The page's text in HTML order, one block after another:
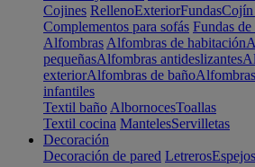
Cojines RellenoExteriorFundasCojín
Complementos para sofás Fundas de
Alfombras Alfombras de habitación
pequeñasAlfombras antideslizantes
exteriorAlfombras de baño
infantiles
Textil baño AlbornocesToallas
Textil cocina MantelesServilletas
Decoración
Decoración de pared LetrerosEspejos